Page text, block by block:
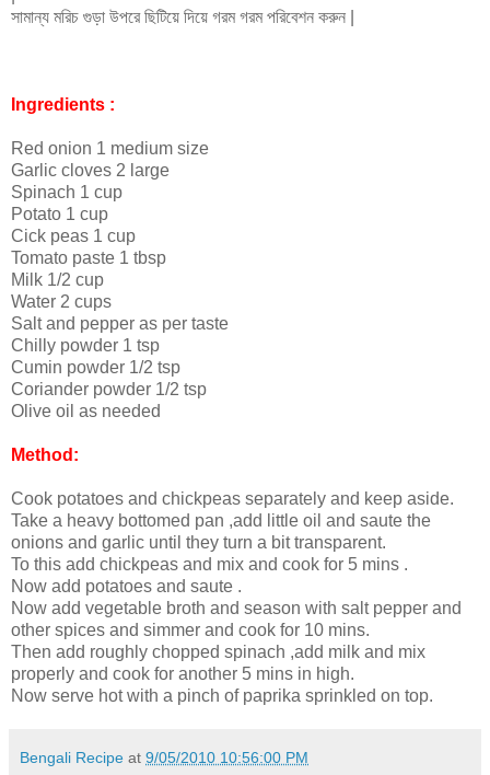
সামান্য মরিচ গুড়া উপরে ছিটিয়ে দিয়ে গরম গরম পরিবেশন করুন |
Ingredients :
Red onion 1 medium size
Garlic cloves 2 large
Spinach 1 cup
Potato 1 cup
Cick peas 1 cup
Tomato paste 1 tbsp
Milk 1/2 cup
Water 2 cups
Salt and pepper as per taste
Chilly powder 1 tsp
Cumin powder 1/2 tsp
Coriander powder 1/2 tsp
Olive oil as needed
Method:
Cook potatoes and chickpeas separately and keep aside.
Take a heavy bottomed pan ,add little oil and saute the
onions and garlic until they turn a bit transparent.
To this add chickpeas and mix and cook for 5 mins .
Now add potatoes and saute .
Now add vegetable broth and season with salt pepper and
other spices and simmer and cook for 10 mins.
Then add roughly chopped spinach ,add milk and mix
properly and cook for another 5 mins in high.
Now serve hot with a pinch of paprika sprinkled on top.
Bengali Recipe at 9/05/2010 10:56:00 PM